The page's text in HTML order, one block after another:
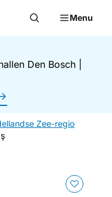
Menu
Den Bosch
Zee-regio